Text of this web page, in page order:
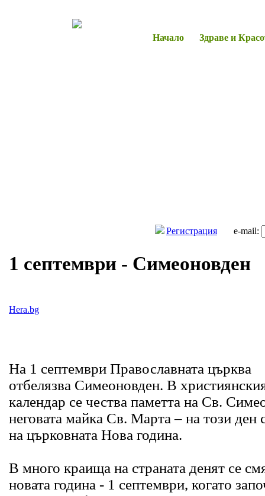
Начало Здраве и
Регистрация e-mail:
1 септември - Симеоновден
Hera.bg
На 1 септември Православната църква
отбелязва Симеоновден. В
календар се чества паметта на Св.
неговата майка Св. Марта – на този ден
на църковната Нова година.
В много краища на страната денят се
новата година - 1 септември, когато